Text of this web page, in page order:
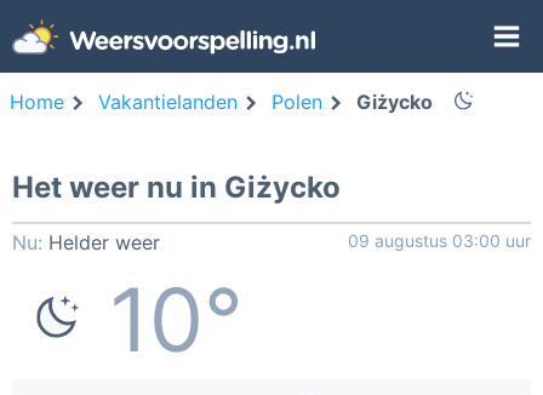
Home Vakantielanden Polen Giżycko
Het weer nu in Giżycko
Nu: Helder weer 09 augustus 03:00 uur
10°